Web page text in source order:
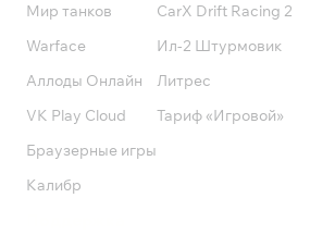
Мир танков
Warface
Аллоды Онлайн
VK Play Cloud
Браузерные игры
Калибр
CarX Drift Racing 2
Ил-2 Штурмовик
Литрес
Тариф «Игровой»